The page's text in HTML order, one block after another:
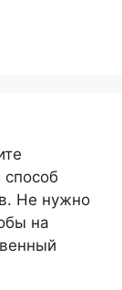
способ
Не нужно
на